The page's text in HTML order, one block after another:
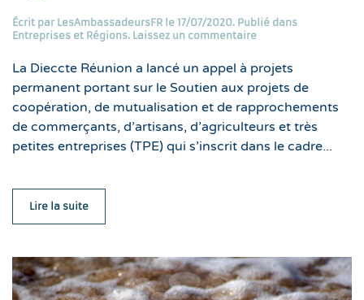
Écrit par LesAmbassadeursFR le 17/07/2020. Publié dans
Entreprises et Régions. Laissez un commentaire
La Dieccte Réunion a lancé un appel à projets
permanent portant sur le Soutien aux projets de
coopération, de mutualisation et de rapprochements
de commerçants, d’artisans, d’agriculteurs et très
petites entreprises (TPE) qui s’inscrit dans le cadre...
Lire la suite